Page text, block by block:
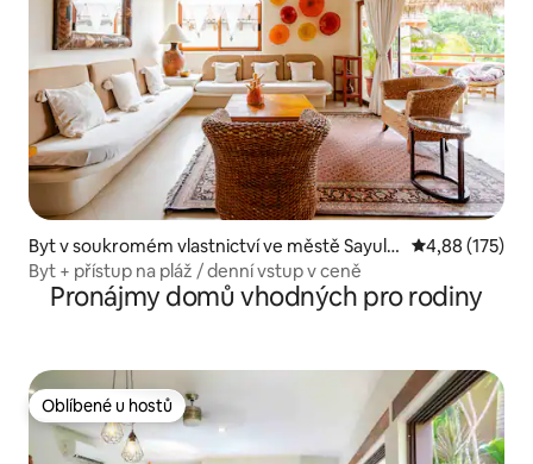
Byt v soukromém vlastnictví ve městě Sayulit
a
Průměrné
4,88 (175)
Byt + přístup na pláž / denní vstup v ceně
Pronájmy domů vhodných pro rodiny
Oblíbené u hostů
Oblíbené u hostů